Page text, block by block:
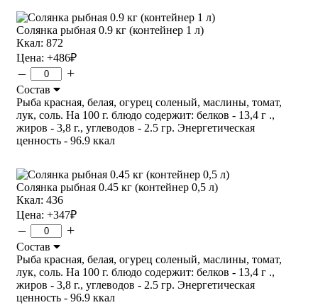
Солянка рыбная 0.9 кг (контейнер 1 л)
Ккал: 872
Цена: +486₽
– +
Состав
Рыба красная, белая, огурец соленый, маслины, томат,
лук, соль. На 100 г. блюдо содержит: белков - 13,4 г .,
жиров - 3,8 г., углеводов - 2.5 гр. Энергетическая
ценность - 96.9 ккал
Солянка рыбная 0.45 кг (контейнер 0,5 л)
Ккал: 436
Цена: +347₽
– +
Состав
Рыба красная, белая, огурец соленый, маслины, томат,
лук, соль. На 100 г. блюдо содержит: белков - 13,4 г .,
жиров - 3,8 г., углеводов - 2.5 гр. Энергетическая
ценность - 96.9 ккал